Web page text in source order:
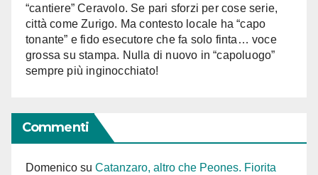
“cantiere” Ceravolo. Se pari sforzi per cose serie,
città come Zurigo. Ma contesto locale ha “capo
tonante” e fido esecutore che fa solo finta… voce
grossa su stampa. Nulla di nuovo in “capoluogo”
sempre più inginocchiato!
Commenti
Domenico su Catanzaro, altro che Peones. Fiorita